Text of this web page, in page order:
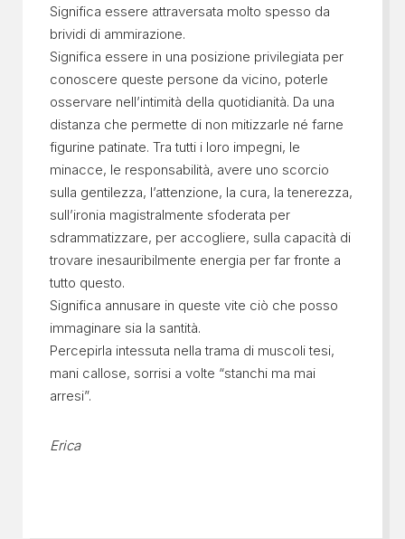
Significa essere attraversata molto spesso da
brividi di ammirazione.
Significa essere in una posizione privilegiata per
conoscere queste persone da vicino, poterle
osservare nell’intimità della quotidianità. Da una
distanza che permette di non mitizzarle né farne
figurine patinate. Tra tutti i loro impegni, le
minacce, le responsabilità, avere uno scorcio
sulla gentilezza, l’attenzione, la cura, la tenerezza,
sull’ironia magistralmente sfoderata per
sdrammatizzare, per accogliere, sulla capacità di
trovare inesauribilmente energia per far fronte a
tutto questo.
Significa annusare in queste vite ciò che posso
immaginare sia la santità.
Percepirla intessuta nella trama di muscoli tesi,
mani callose, sorrisi a volte “stanchi ma mai
arresi”.
Erica